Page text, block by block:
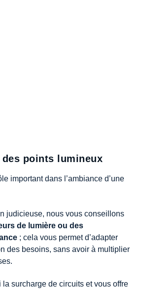
des points lumineux
important dans l’ambiance d’une
judicieuse, nous vous conseillons
de lumière ou des
; cela vous permet d’adapter
des besoins, sans avoir à multiplier
surcharge de circuits et vous offre